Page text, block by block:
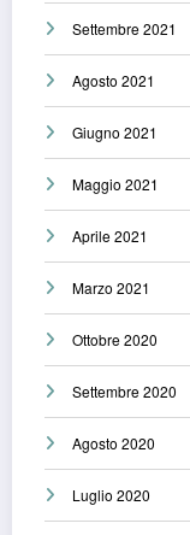
Settembre 2021
Agosto 2021
Giugno 2021
Maggio 2021
Aprile 2021
Marzo 2021
Ottobre 2020
Settembre 2020
Agosto 2020
Luglio 2020